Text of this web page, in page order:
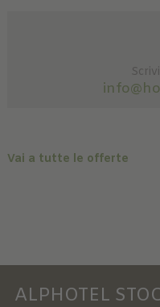
Vai a tutte le offerte
ALPHOTEL